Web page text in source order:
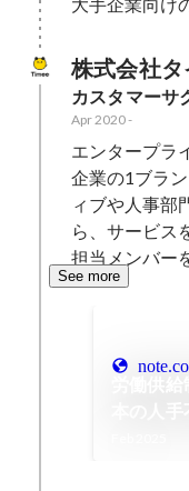
株式会社
カスタマーサ
Apr 2020-
エンタープラ
企業の1ブラ
ィブや人事部
ら、サービス
担当メンバー
See more